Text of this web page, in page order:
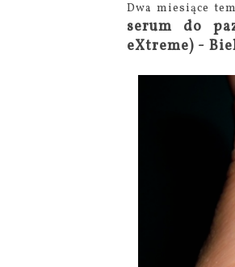
Dwa miesiące
serum do
eXtreme) -